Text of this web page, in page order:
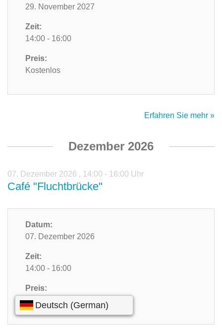
29. November 2027
Zeit:
14:00 - 16:00
Preis:
Kostenlos
Erfahren Sie mehr »
Dezember 2026
07. Dezember 2026 , 14:00 - 16:00 Uhr
Café "Fluchtbrücke"
Datum:
07. Dezember 2026
Zeit:
14:00 - 16:00
Preis:
Kostenlos